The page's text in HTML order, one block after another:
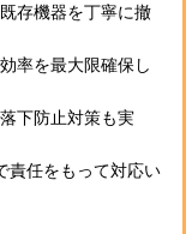
存機器を丁寧に撤
率を最大限確保し
下防止対策も実
責任をもって対応い